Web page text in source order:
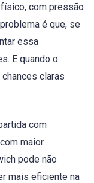
com pressão
é que, se
essa
E quando o
claras
com
maior
pode não
mais eficiente na